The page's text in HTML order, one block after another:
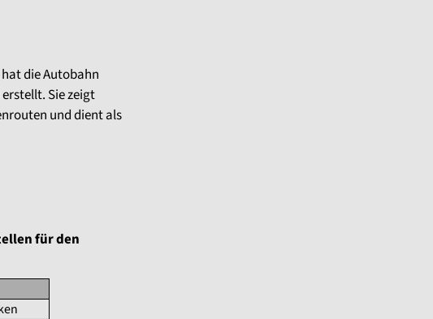
die Autobahn
Sie zeigt
und dient als
für den